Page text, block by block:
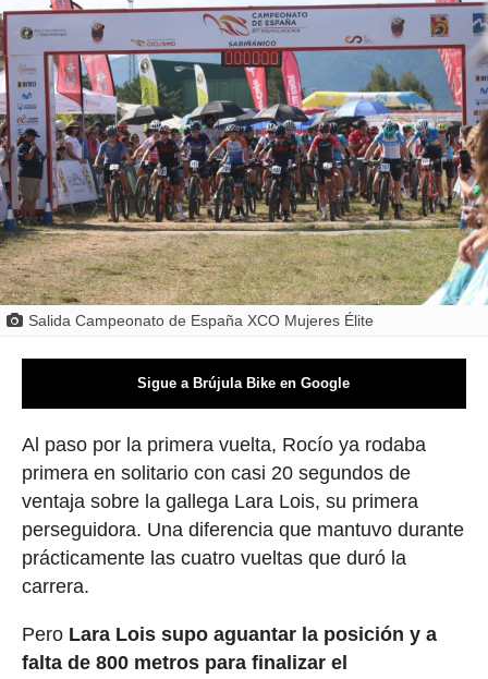
Salida Campeonato de España XCO Mujeres Élite
Sigue a Brújula Bike en Google
Al paso por la primera vuelta, Rocío ya rodaba
primera en solitario con casi 20 segundos de
ventaja sobre la gallega Lara Lois, su primera
perseguidora. Una diferencia que mantuvo durante
prácticamente las cuatro vueltas que duró la
carrera.
Pero Lara Lois supo aguantar la posición y a
falta de 800 metros para finalizar el